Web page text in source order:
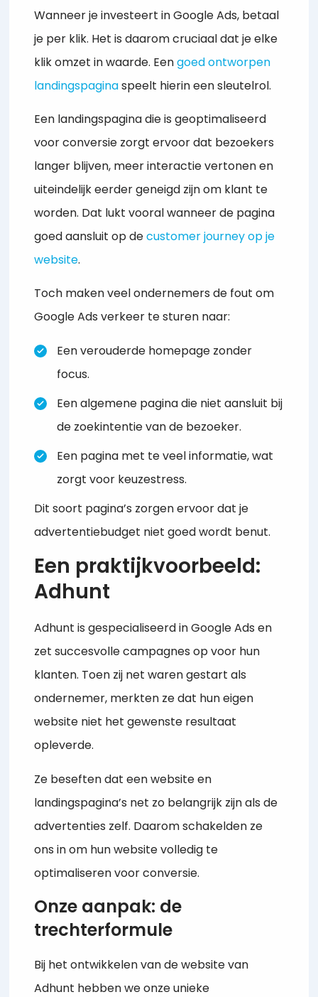
Wanneer je investeert in Google Ads, betaal
je per klik. Het is daarom cruciaal dat je elke
klik omzet in waarde. Eengoed ontworpen
landingspaginaspeelt hierin een sleutelrol.
Een landingspagina die is geoptimaliseerd
voor conversie zorgt ervoor dat bezoekers
langer blijven, meer interactie vertonen en
uiteindelijk eerder geneigd zijn om klant te
worden. Dat lukt vooral wanneer de pagina
goed aansluit op decustomer journey op je
website.
Toch maken veel ondernemers de fout om
Google Ads verkeer te sturen naar:
Een verouderde homepage zonder
focus.
Een algemene pagina die niet aansluit bij
de zoekintentie van de bezoeker.
Een pagina met te veel informatie, wat
zorgt voor keuzestress.
Dit soort pagina’s zorgen ervoor dat je
advertentiebudget niet goed wordt benut.
Een praktijkvoorbeeld:
Adhunt
Adhunt is gespecialiseerd in Google Ads en
zet succesvolle campagnes op voor hun
klanten. Toen zij net waren gestart als
ondernemer, merkten ze dat hun eigen
website niet het gewenste resultaat
opleverde.
Ze beseften dat een website en
landingspagina’s net zo belangrijk zijn als de
advertenties zelf. Daarom schakelden ze
ons in om hun website volledig te
optimaliseren voor conversie.
Onze aanpak: de
trechterformule
Bij het ontwikkelen van de website van
Adhunt hebben we onze unieke